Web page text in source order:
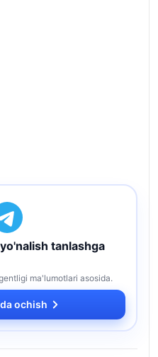
tanlashga
ma'lumotlari asosida.
ochish